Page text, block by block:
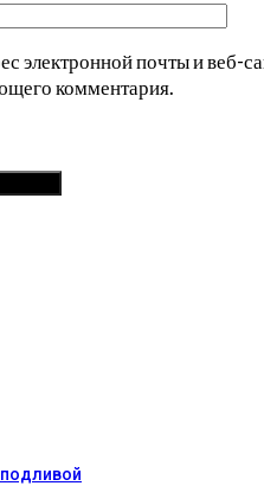
электронной почты и веб-
комментария.